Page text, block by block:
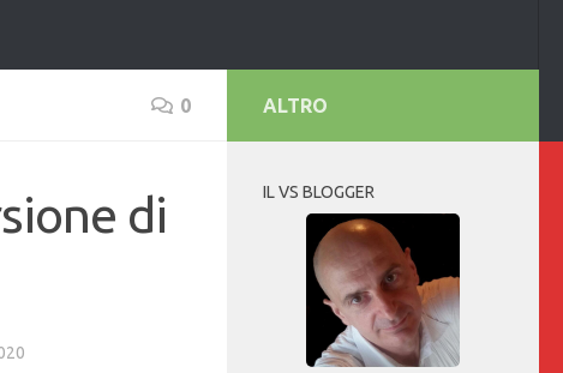
0
di
ALTRO
IL VS BLOGGER